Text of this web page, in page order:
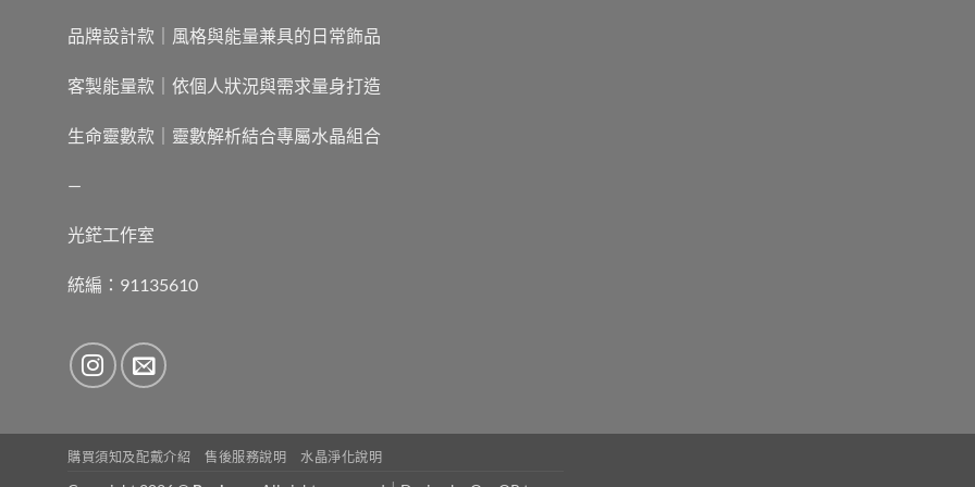
品牌設計款｜風格與能量兼具的日常飾品
客製能量款｜依個人狀況與需求量身打造
生命靈數款｜靈數解析結合專屬水晶組合
—
光鋩工作室
統編：91135610
購買須知及配戴介紹 售後服務說明 水晶淨化說明